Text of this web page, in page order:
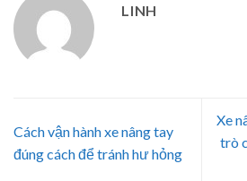
LINH
Cách vận hành xe nâng tay
đúng cách để tránh hư hỏng
Xe
trò